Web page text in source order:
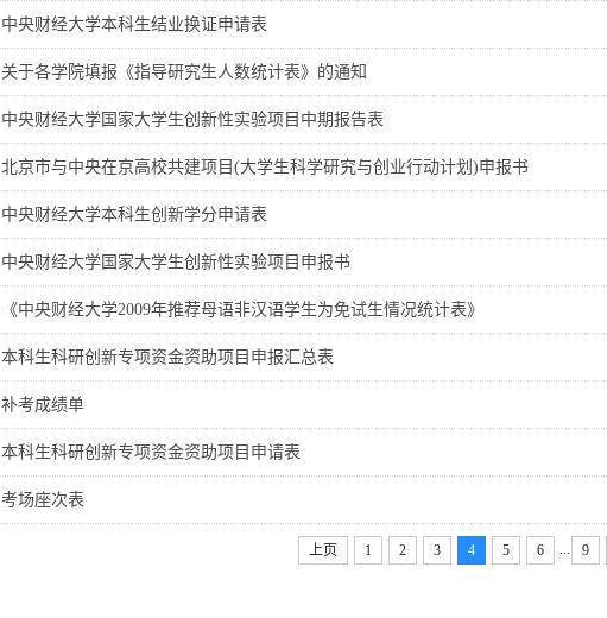
中央财经大学本科生结业换证申请表
关于各学院填报《指导研究生人数统计表》的通知
中央财经大学国家大学生创新性实验项目中期报告表
北京市与中央在京高校共建项目(大学生科学研究与创业行动计划)申报书
中央财经大学本科生创新学分申请表
中央财经大学国家大学生创新性实验项目申报书
《中央财经大学2009年推荐母语非汉语学生为免试生情况统计表》
本科生科研创新专项资金资助项目申报汇总表
补考成绩单
本科生科研创新专项资金资助项目申请表
考场座次表
上页 1 2 3 4 5 6 ... 9